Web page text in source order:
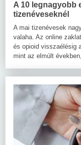
A 10 legnagyobb
tizenéveseknél
A mai tizenévesek
valaha. Az online
és opioid visszaélésig
mint az elmúlt